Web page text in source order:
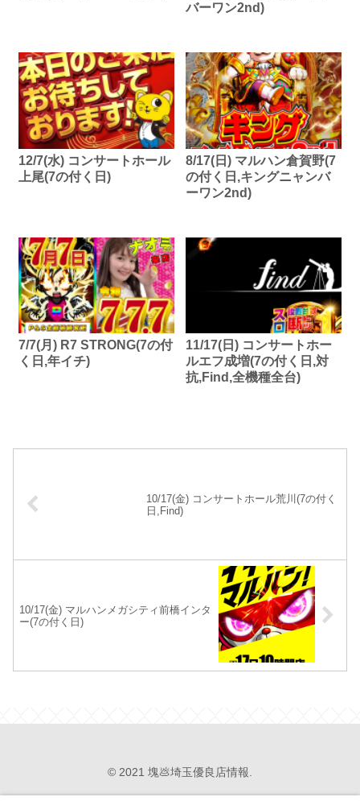
バーワン2nd)
12/7(水) コンサートホール
上尾(7の付く日)
8/17(日) マルハン倉賀野(7
の付く日,キングニャンバ
ーワン2nd)
7/7(月) R7 STRONG(7の付
く日,年イチ)
11/17(日) コンサートホー
ルエフ成増(7の付く日,対
抗,Find,全機種全台)
10/17(金) コンサートホール荒川(7の付く
日,Find)
10/17(金) マルハンメガシティ前橋インタ
ー(7の付く日)
© 2021 塊💩埼玉優良店情報.